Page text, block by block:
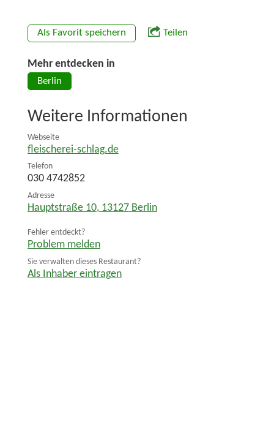
Als Favorit speichern Teilen
Mehr entdecken in
Berlin
Weitere Informationen
Webseite
fleischerei-schlag.de
Telefon
030 4742852
Adresse
Hauptstraße 10, 13127 Berlin
Fehler entdeckt?
Problem melden
Sie verwalten dieses Restaurant?
Als Inhaber eintragen